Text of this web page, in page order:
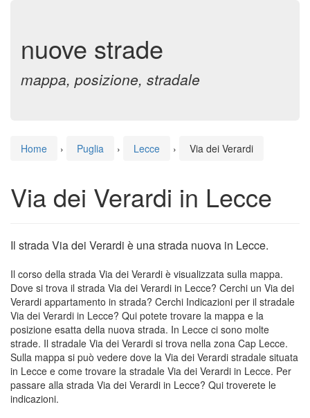
nuove strade
mappa, posizione, stradale
Home › Puglia › Lecce › Via dei Verardi
Via dei Verardi in Lecce
Il strada Via dei Verardi è una strada nuova in Lecce.
Il corso della strada Via dei Verardi è visualizzata sulla mappa.
Dove si trova il strada Via dei Verardi in Lecce? Cerchi un Via dei
Verardi appartamento in strada? Cerchi Indicazioni per il stradale
Via dei Verardi in Lecce? Qui potete trovare la mappa e la
posizione esatta della nuova strada. In Lecce ci sono molte
strade. Il stradale Via dei Verardi si trova nella zona Cap Lecce.
Sulla mappa si può vedere dove la Via dei Verardi stradale situata
in Lecce e come trovare la stradale Via dei Verardi in Lecce. Per
passare alla strada Via dei Verardi in Lecce? Qui troverete le
indicazioni.